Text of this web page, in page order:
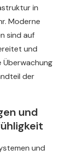
in
Moderne
sind auf
und
Überwachung
der
und
und